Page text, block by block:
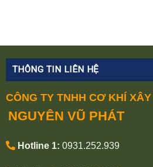
THÔNG TIN LIÊN HỆ
CÔNG TY TNHH CƠ KHÍ
NGUYÊN VŨ PHÁT
Hotline 1: 0931.252.939